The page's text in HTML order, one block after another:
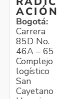
ACIÓN
Bogotá:
Carrera
85D No.
46A – 65
Complejo
logístico
San
Cayetano